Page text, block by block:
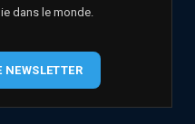
dans le monde.
NEWSLETTER